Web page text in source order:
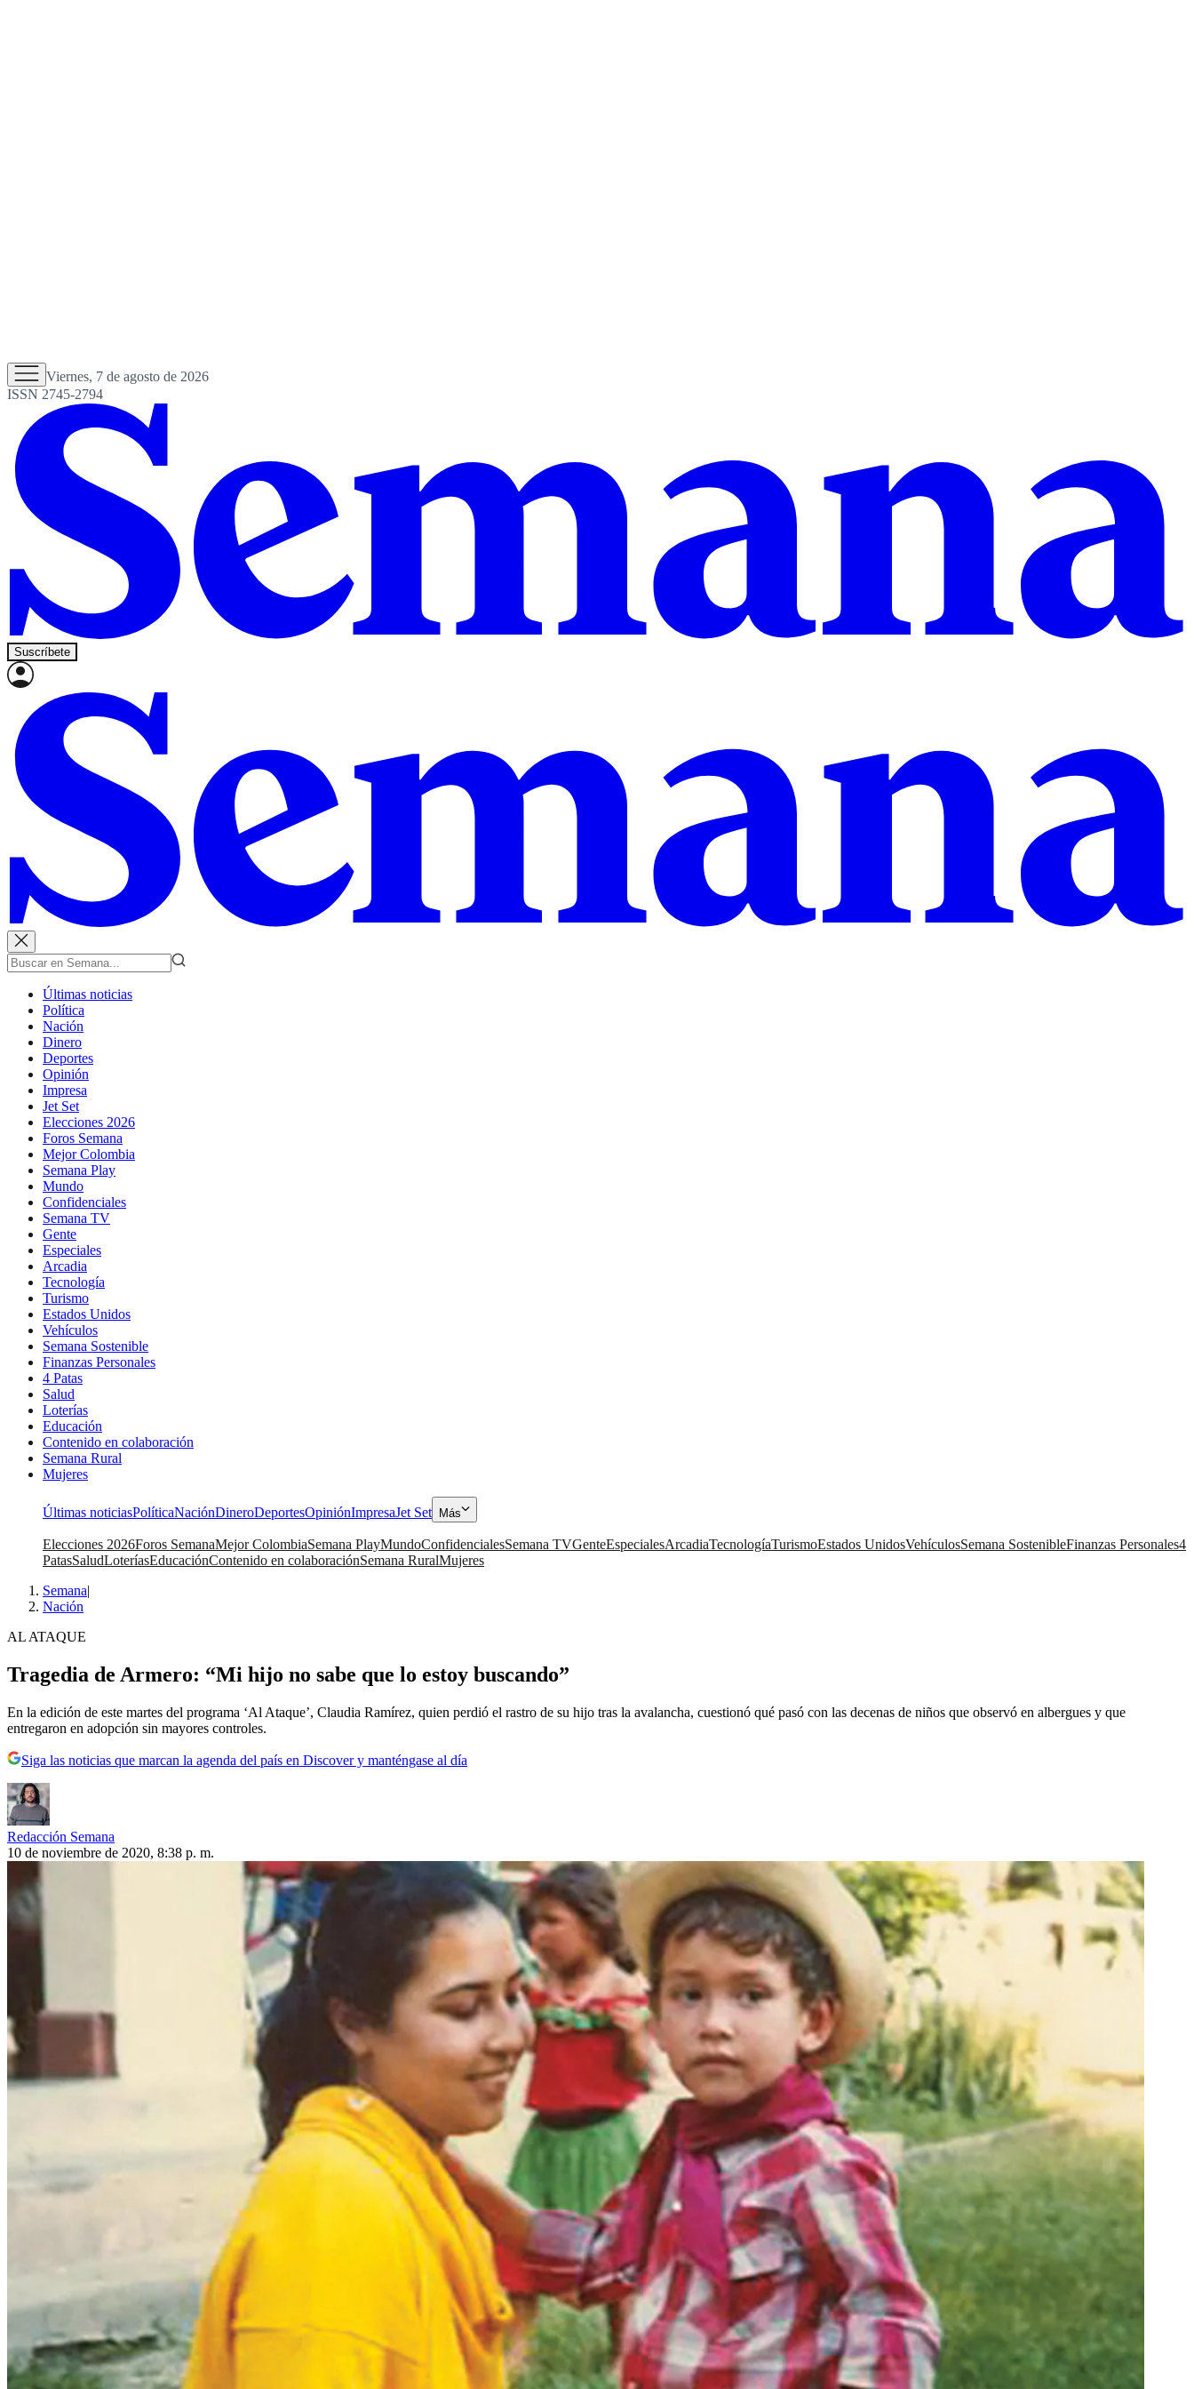
Viernes, 7 de agosto de 2026
ISSN 2745-2794
Suscríbete
Últimas noticias
Política
Nación
Dinero
Deportes
Opinión
Impresa
Jet Set
Elecciones 2026
Foros Semana
Mejor Colombia
Semana Play
Mundo
Confidenciales
Semana TV
Gente
Especiales
Arcadia
Tecnología
Turismo
Estados Unidos
Vehículos
Semana Sostenible
Finanzas Personales
4 Patas
Salud
Loterías
Educación
Contenido en colaboración
Semana Rural
Mujeres
Últimas noticiasPolíticaNaciónDineroDeportesOpiniónImpresaJet Set Más
Elecciones 2026Foros SemanaMejor ColombiaSemana PlayMundoConfidencialesSemana TVGenteEspecialesArcadiaTecnologíaTurismoEstados UnidosVehículosSemana SostenibleFinanzas Personales4
PatasSaludLoteríasEducaciónContenido en colaboraciónSemana RuralMujeres
Semana|
Nación
AL ATAQUE
Tragedia de Armero: “Mi hijo no sabe que lo estoy buscando”
En la edición de este martes del programa ‘Al Ataque’, Claudia Ramírez, quien perdió el rastro de su hijo tras la avalancha, cuestionó qué pasó con las decenas de niños que observó en albergues y que
entregaron en adopción sin mayores controles.
Siga las noticias que marcan la agenda del país en Discover y manténgase al día
Redacción Semana
10 de noviembre de 2020, 8:38 p. m.